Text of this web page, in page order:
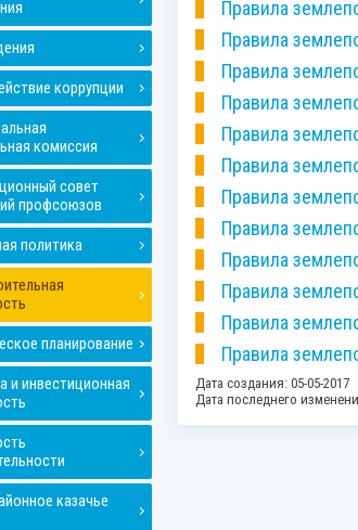
коррупции
комиссия
совет
профсоюзов
политика
планирование
и инвестиционная
казачье
Правила
Правила
Правила
Правила
Правила
Правила
Правила
Правила
Правила
Правила
Правила
Правила
Дата создания: 05-05-2017
Дата последнего